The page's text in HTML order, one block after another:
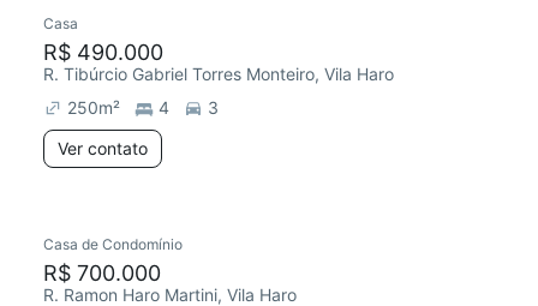
Chegou há 3 dias
Casa
R$ 490.000
R. Tibúrcio Gabriel Torres Monteiro, Vila Haro
250m² 4
3
Ver contato
Redecorar
Casa de Condomínio
R$ 700.000
R. Ramon Haro Martini, Vila Haro